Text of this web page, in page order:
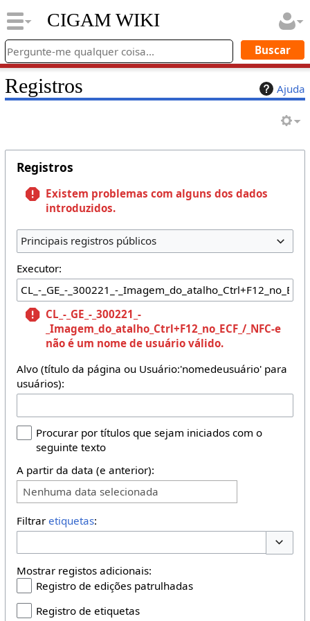
CIGAM WIKI
Ajuda
Registros
Registros
Existem problemas com alguns dos dados
introduzidos.
Principais registros públicos
Executor:
CL_-_GE_-_300221_-
_Imagem_do_atalho_Ctrl+F12_no_ECF_/_NFC-e
não é um nome de usuário válido.
Alvo (título da página ou Usuário:'nomedeusuário' para
usuários):
Procurar por títulos que sejam iniciados com o
seguinte texto
A partir da data (e anterior):
Nenhuma data selecionada
Filtrar etiquetas:
Mostrar registos adicionais:
Registro de edições patrulhadas
Registro de etiquetas